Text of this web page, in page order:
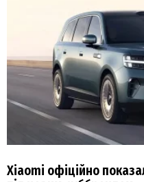
Xiaomi офіційно